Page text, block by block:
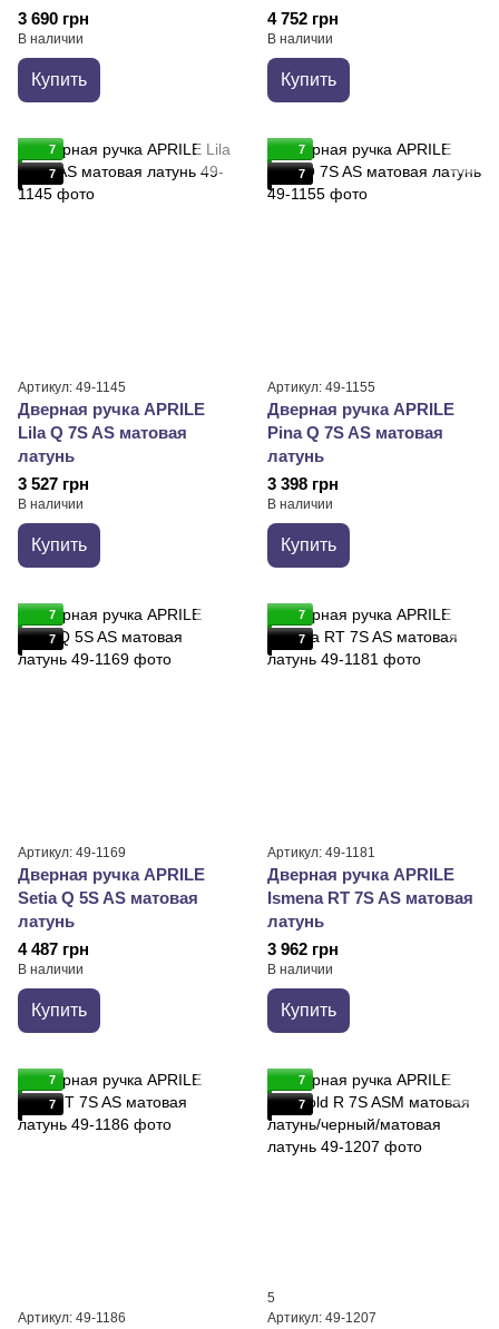
3 690 грн
В наличии
Купить
4 752 грн
В наличии
Купить
7
7
Артикул: 49-1145
Дверная ручка APRILE
Lila Q 7S AS матовая
латунь
3 527 грн
В наличии
Купить
7
7
Артикул: 49-1155
Дверная ручка APRILE
Pina Q 7S AS матовая
латунь
3 398 грн
В наличии
Купить
7
7
Артикул: 49-1169
Дверная ручка APRILE
Setia Q 5S AS матовая
латунь
4 487 грн
В наличии
Купить
7
7
Артикул: 49-1181
Дверная ручка APRILE
Ismena RT 7S AS матовая
латунь
3 962 грн
В наличии
Купить
7
7
Артикул: 49-1186
7
7
5
Артикул: 49-1207